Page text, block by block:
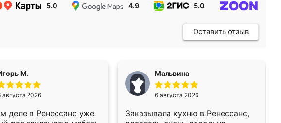
5.0 4.9 5.0
Оставить отзыв
М.
августа 2026
деле в Ренессанс уже
Мальвина
6 августа 2026
Заказывала кухню в Ренессанс,